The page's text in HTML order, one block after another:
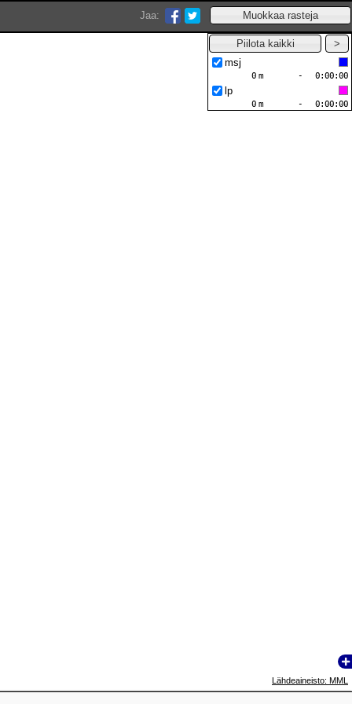
Jaa:
msj
0:00:00
-
0 m
lp
0:00:00
-
0 m
Lähdeaineisto: MML